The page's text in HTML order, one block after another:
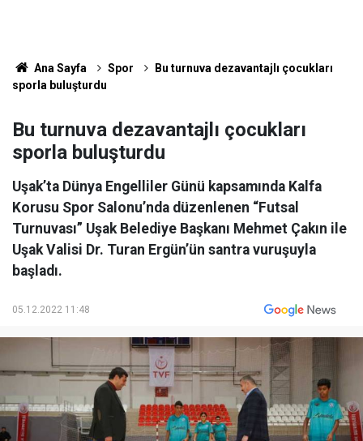
Ana Sayfa Spor
Bu turnuva dezavantajlı çocukları
sporla buluşturdu
Bu turnuva dezavantajlı çocukları
sporla buluşturdu
Uşak’ta Dünya Engelliler Günü kapsamında Kalfa
Korusu Spor Salonu’nda düzenlenen “Futsal
Turnuvası” Uşak Belediye Başkanı Mehmet Çakın ile
Uşak Valisi Dr. Turan Ergün’ün santra vuruşuyla
başladı.
05.12.2022 11:48